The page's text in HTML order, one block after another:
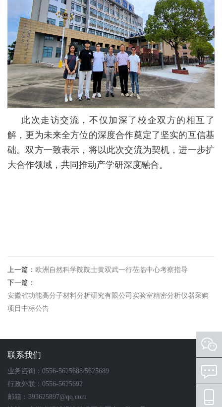
此次走访交流，不仅加深了校企双方的相互了
解，更为未来全方位的深度合作奠定了坚实的互信基
础。双方一致表示，将以此次交流为契机，进一步扩
大合作领域，共同推动产学研深度融合。
上一篇： 欧洲自然科学院院士黄双武一行莅临中心考察指导
下一篇：
安徽省功能高分子材料分析研究有限公司实验室精密分析仪器采购
项目中标公告
联系我们
业务咨询：0556-5625688/5625689
行政外联：0556-5625692
邮箱：393625897@qq.com